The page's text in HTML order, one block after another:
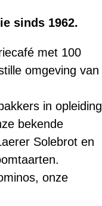
sinds 1962.
met 100
omgeving van
in opleiding
bekende
Solebrot en
onze